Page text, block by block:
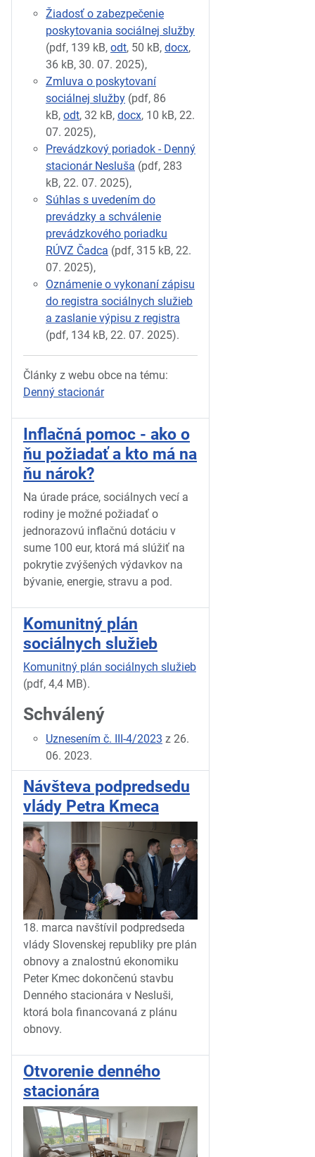
Žiadosť o zabezpečenie
poskytovania sociálnej služby
(pdf, 139 kB, odt, 50 kB, docx,
36 kB, 30. 07. 2025),
Zmluva o poskytovaní
sociálnej služby (pdf, 86
kB, odt, 32 kB, docx, 10 kB, 22.
07. 2025),
Prevádzkový poriadok - Denný
stacionár Nesluša (pdf, 283
kB, 22. 07. 2025),
Súhlas s uvedením do
prevádzky a schválenie
prevádzkového poriadku
RÚVZ Čadca (pdf, 315 kB, 22.
07. 2025),
Oznámenie o vykonaní zápisu
do registra sociálnych služieb
a zaslanie výpisu z registra
(pdf, 134 kB, 22. 07. 2025).
Články z webu obce na tému:
Denný stacionár
Inflačná pomoc - ako o
ňu požiadať a kto má na
ňu nárok?
Na úrade práce, sociálnych vecí a
rodiny je možné požiadať o
jednorazovú inflačnú dotáciu v
sume 100 eur, ktorá má slúžiť na
pokrytie zvýšených výdavkov na
bývanie, energie, stravu a pod.
Komunitný plán
sociálnych služieb
Komunitný plán sociálnych služieb
(pdf, 4,4 MB).
Schválený
Uznesením č. III-4/2023 z 26.
06. 2023.
Návšteva podpredsedu
vlády Petra Kmeca
18. marca navštívil podpredseda
vlády Slovenskej republiky pre plán
obnovy a znalostnú ekonomiku
Peter Kmec dokončenú stavbu
Denného stacionára v Nesluši,
ktorá bola financovaná z plánu
obnovy.
Otvorenie denného
stacionára